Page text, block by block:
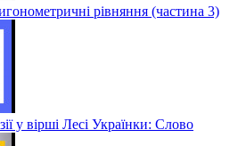
рівняння (частина 3)
у вірші Лесі Українки: Слово